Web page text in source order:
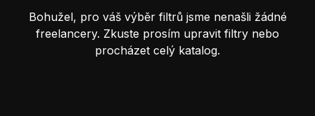
Bohužel, pro váš výběr filtrů jsme nenašli žádné
freelancery. Zkuste prosím upravit filtry nebo
procházet celý katalog.